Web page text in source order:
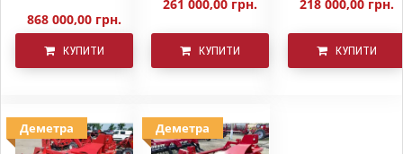
868 000,00 грн.
КУПИТИ
261 000,00 грн.
КУПИТИ
218 000,00 грн.
КУПИТИ
Деметра Деметра